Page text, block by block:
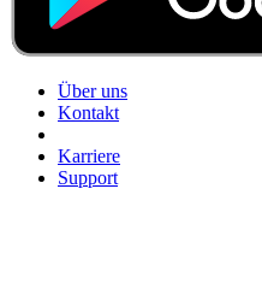
Über uns
Kontakt
Karriere
Support